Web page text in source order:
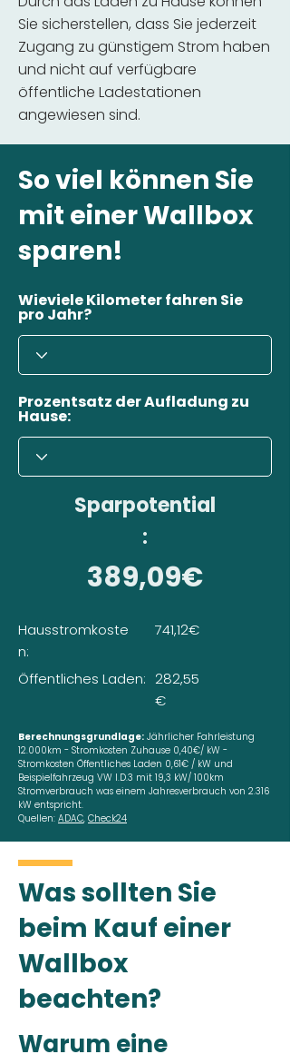
Sie sicherstellen, dass Sie jederzeit
Zugang zu günstigem Strom haben
und nicht auf verfügbare
öffentliche Ladestationen
angewiesen sind.
So viel können Sie
mit einer Wallbox
sparen!
Wieviele Kilometer fahren Sie
pro Jahr?
Prozentsatz der Aufladung zu
Hause:
Sparpotential
:
389,09€
Hausstromkoste
n:
Öffentliches Laden:
741,12€
282,55
€
Berechnungsgrundlage: Jährlicher Fahrleistung
12.000km - Stromkosten Zuhause 0,40€/ kW -
Stromkosten Öffentliches Laden 0,61€ / kW und
Beispielfahrzeug VW I.D.3 mit 19,3 kW/ 100km
Stromverbrauch was einem Jahresverbrauch von 2.316
kW entspricht.
Quellen: ADAC, Check24
Was sollten Sie
beim Kauf einer
Wallbox
beachten?
Warum eine